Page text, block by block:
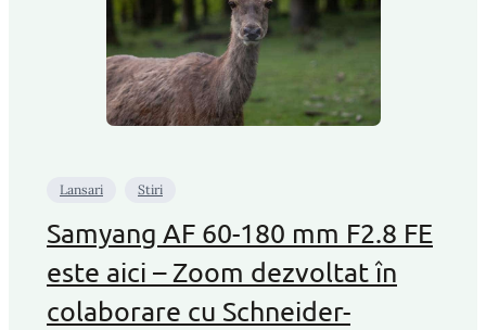
Lansari Stiri
Samyang AF 60-180 mm F2.8 FE
este aici – Zoom dezvoltat în
colaborare cu Schneider-